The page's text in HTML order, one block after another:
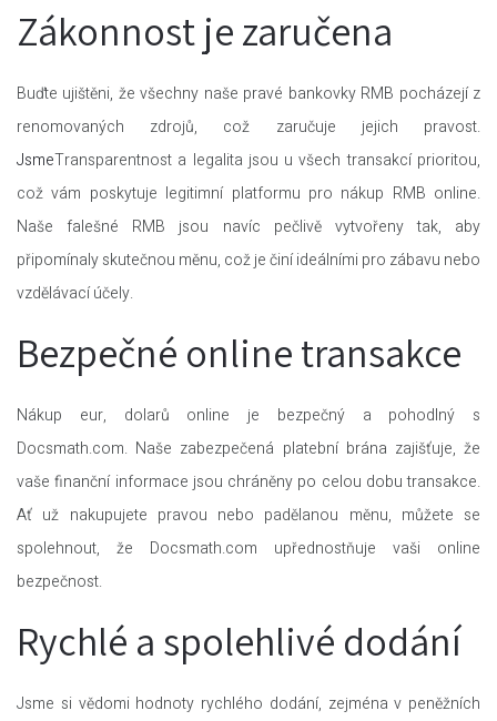
Zákonnost je zaručena
Buďte ujištěni, že všechny naše pravé bankovky RMB pocházejí z
renomovaných zdrojů, což zaručuje jejich pravost.
JsmeTransparentnost a legalita jsou u všech transakcí prioritou,
což vám poskytuje legitimní platformu pro nákup RMB online.
Naše falešné RMB jsou navíc pečlivě vytvořeny tak, aby
připomínaly skutečnou měnu, což je činí ideálními pro zábavu nebo
vzdělávací účely.
Bezpečné online transakce
Nákup eur, dolarů online je bezpečný a pohodlný s
Docsmath.com. Naše zabezpečená platební brána zajišťuje, že
vaše finanční informace jsou chráněny po celou dobu transakce.
Ať už nakupujete pravou nebo padělanou měnu, můžete se
spolehnout, že Docsmath.com upřednostňuje vaši online
bezpečnost.
Rychlé a spolehlivé dodání
Jsme si vědomi hodnoty rychlého dodání, zejména v peněžních